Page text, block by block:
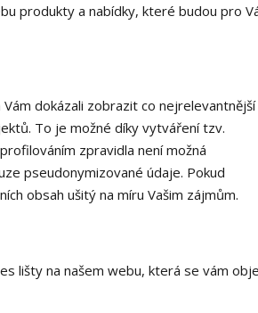
produkty a nabídky, které budou pro
dokázali zobrazit co
To je možné díky vytváření tzv.
zpravidla není možná
pseudonymizované údaje. Pokud
obsah ušitý na míru Vašim zájmům.
lišty na našem webu, která se vám